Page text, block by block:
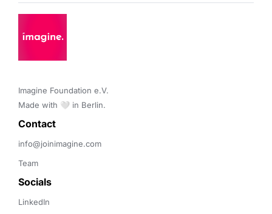
Imagine Foundation e.V.
Made with 🤍 in Berlin.
Contact
info@joinimagine.com
Team
Socials
LinkedIn